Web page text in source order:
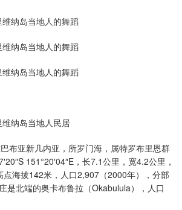
纳岛当地人的舞蹈
纳岛当地人的舞蹈
纳岛当地人的舞蹈
纳岛当地人民居
布亚新几内亚，所罗门海，属特罗布里恩群
151°20′04″E，长7.1公里，宽4.2公里，
海拔142米，人口2,907（2000年），分部
是北端的奥卡布鲁拉（Okabulula），人口